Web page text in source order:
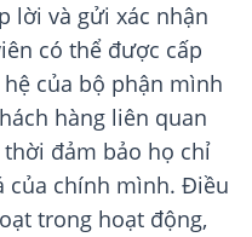
lời và gửi xác nhận
có thể được cấp
của bộ phận mình
hàng liên quan
đảm bảo họ chỉ
của chính mình. Điều
trong hoạt động,